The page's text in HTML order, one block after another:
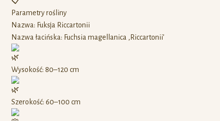
Parametry rośliny
Nazwa: Fuksja Riccartonii
Nazwa łacińska: Fuchsia magellanica ‚Riccartonii’
Wysokość: 80–120 cm
Szerokość: 60–100 cm